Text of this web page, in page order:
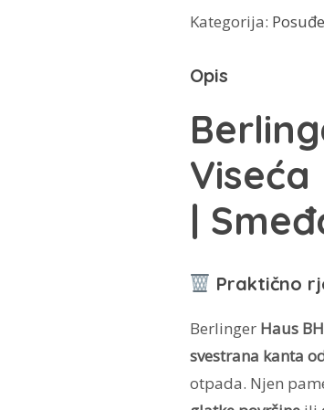
kanta
smeće
8888
količina
Kategorija: Posuđe
Opis
|
Praktično
Berlinger Haus
svestrana kanta
otpada. Njen